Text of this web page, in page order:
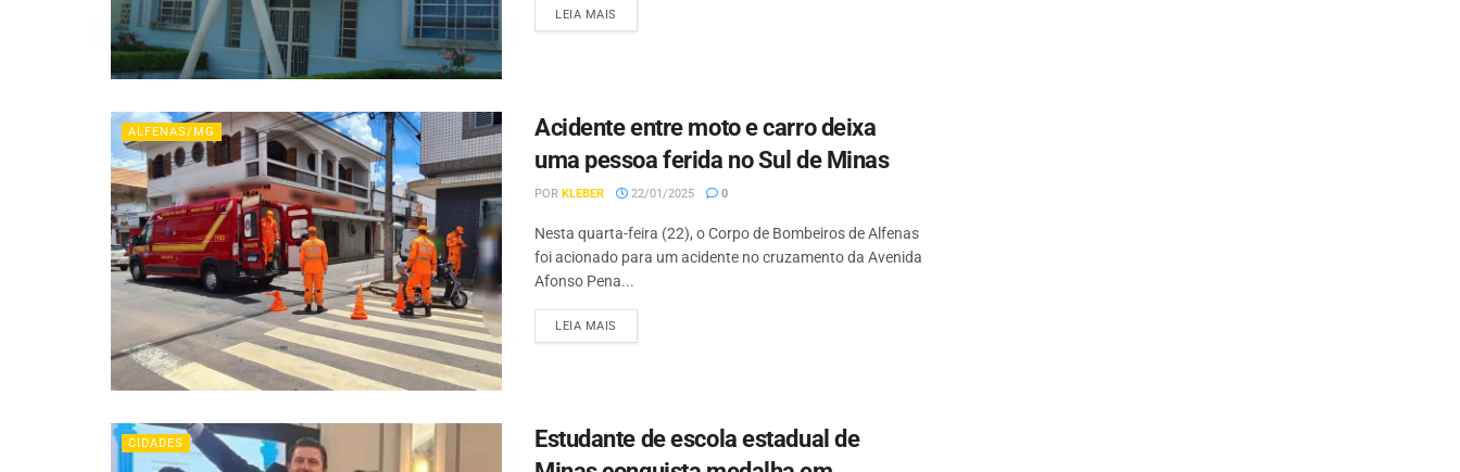
LEIA MAIS
ALFENAS/MG
Acidente entre moto e carro deixa
uma pessoa ferida no Sul de Minas
POR KLEBER 22/01/2025 0
Nesta quarta-feira (22), o Corpo de Bombeiros de Alfenas
foi acionado para um acidente no cruzamento da Avenida
Afonso Pena...
LEIA MAIS
CIDADES
Estudante de escola estadual de